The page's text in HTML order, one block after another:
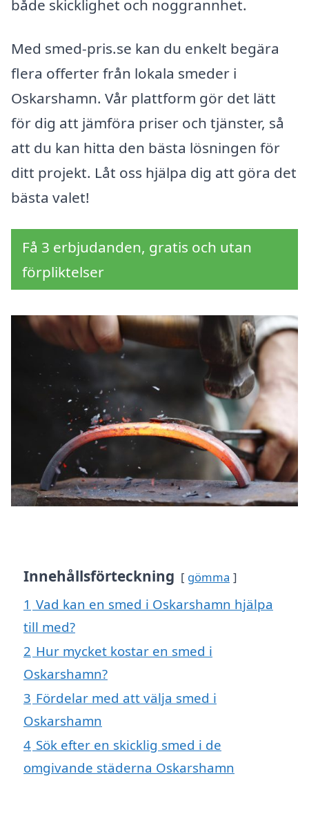
både skicklighet och noggrannhet.
Med smed-pris.se kan du enkelt begära
flera offerter från lokala smeder i
Oskarshamn. Vår plattform gör det lätt
för dig att jämföra priser och tjänster, så
att du kan hitta den bästa lösningen för
ditt projekt. Låt oss hjälpa dig att göra det
bästa valet!
Få 3 erbjudanden, gratis och utan
förpliktelser
Innehållsförteckning gömma
1 Vad kan en smed i Oskarshamn hjälpa
till med?
2 Hur mycket kostar en smed i
Oskarshamn?
3 Fördelar med att välja smed i
Oskarshamn
4 Sök efter en skicklig smed i de
omgivande städerna Oskarshamn